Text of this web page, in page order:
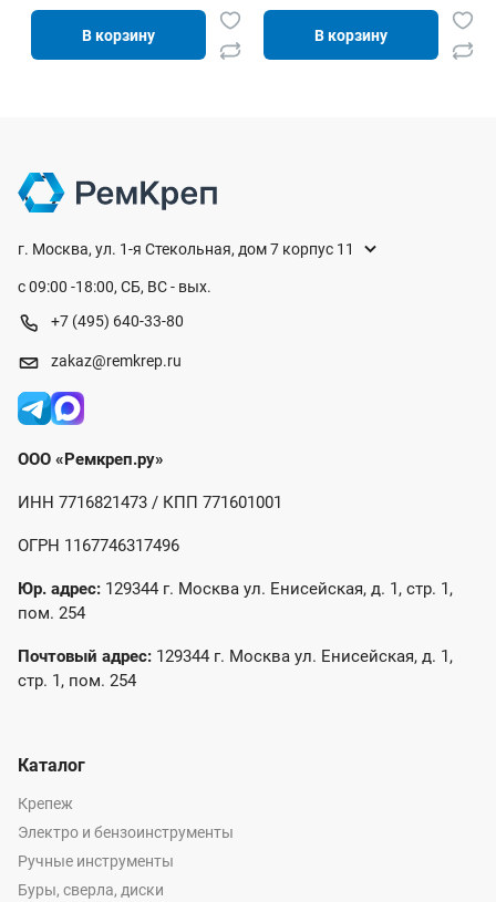
В корзину В корзину
г. Москва, ул. 1-я Стекольная, дом 7 корпус 11
с 09:00 -18:00, СБ, ВС - вых.
+7 (495) 640-33-80
zakaz@remkrep.ru
ООО «Ремкреп.ру»
ИНН 7716821473 / КПП 771601001
ОГРН 1167746317496
Юр. адрес: 129344 г. Москва ул. Енисейская, д. 1, стр. 1,
пом. 254
Почтовый адрес: 129344 г. Москва ул. Енисейская, д. 1,
стр. 1, пом. 254
Каталог
Крепеж
Электро и бензоинструменты
Ручные инструменты
Буры, сверла, диски